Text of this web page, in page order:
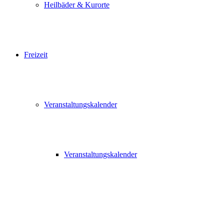
Heilbäder & Kurorte
Freizeit
Veranstaltungskalender
Veranstaltungskalender